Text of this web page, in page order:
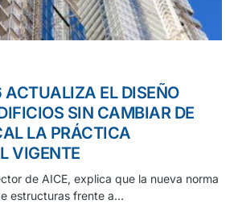
EL DISEÑO
SIN CAMBIAR DE
LA PRÁCTICA
VIGENTE
de AICE, explica que la nueva norma
estructuras frente a…